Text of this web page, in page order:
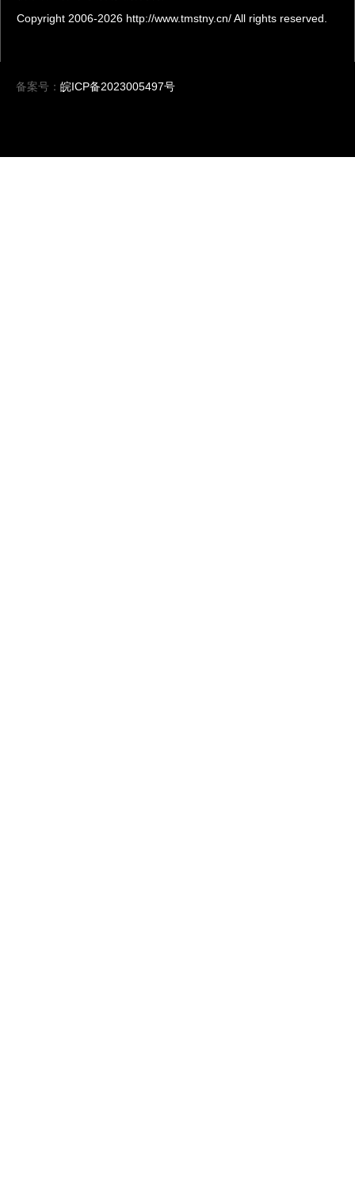
Copyright 2006-2026 http://www.tmstny.cn/ All rights reserved.
备案号： 皖ICP备2023005497号